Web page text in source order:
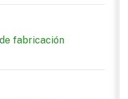
fabricación